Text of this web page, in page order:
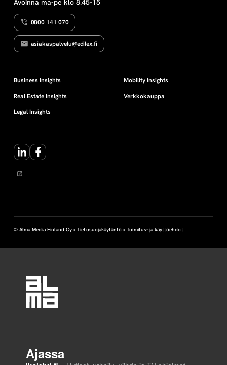
Avoinna ma-pe klo 8.45-15
0800 141 070
asiakaspalvelu@edilex.fi
Business Insights
Real Estate Insights
Legal Insights
Mobility Insights
Verkkokauppa
LinkedInFacebook
© Alma Media Finland Oy •Tietosuojakäytäntö •Toimitus- ja käyttöehdot